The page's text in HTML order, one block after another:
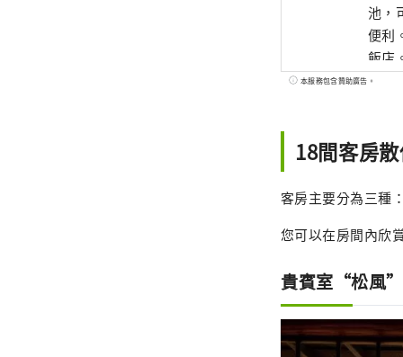
池，
便利。 緑屋是陣屋集團旗下的品牌，是與世界知名庭園設計師
飯店
屋”
知名
花園
日本
式的
提供
本服務包含贊助廣告。
18間客房
客房主要分為三種
您可以在房間內欣
貴賓室“松風